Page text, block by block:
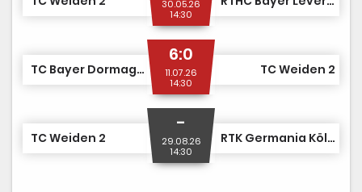
30.05.26
14:30
TC Bayer Dormagen 1
6:0
11.07.26
14:30
TC Weiden 2
TC Weiden 2
-
29.08.26
14:30
RTK Germania Köln 1